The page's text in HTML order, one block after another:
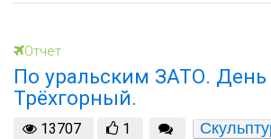
Отчет
По уральским ЗАТО.
Трёхгорный.
13707 1